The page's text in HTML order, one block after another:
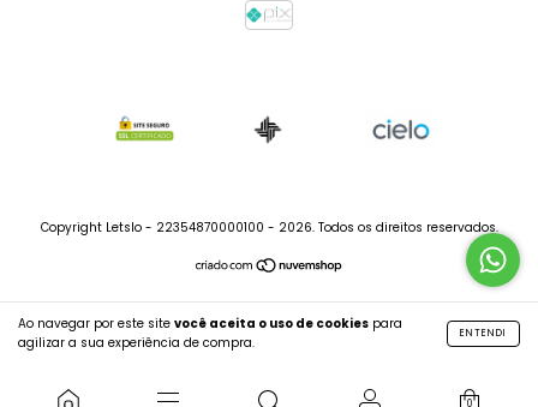
Ao navegar por este site você aceita o uso de cookies para
agilizar a sua experiência de compra.
ENTENDI
0
Copyright Letslo - 22354870000100 - 2026. Todos os direitos reservados.